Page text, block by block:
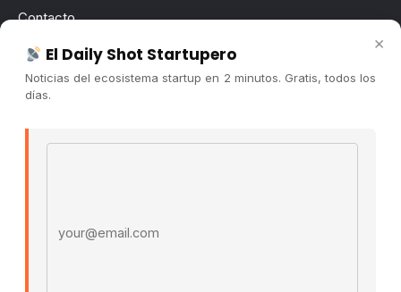
Contacto
Publicidad
Convocatorias
×
El Daily Shot Startupero
Noticias del ecosistema startup en 2 minutos. Gratis, todos los
días.